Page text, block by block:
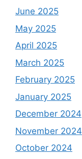
June 2025
May 2025
April 2025
March 2025
February 2025
January 2025
December 2024
November 2024
October 2024